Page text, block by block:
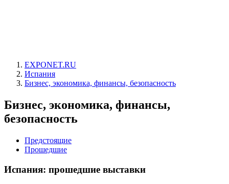
EXPONET.RU
Испания
Бизнес, экономика, финансы, безопасность
Бизнес, экономика, финансы,
безопасность
Предстоящие
Прошедшие
Испания: прошедшие выставки